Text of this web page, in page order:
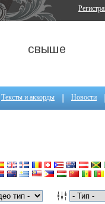
Тексты и аккорды Новости